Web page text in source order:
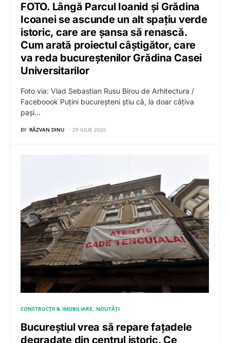
FOTO. Lângă Parcul Ioanid și Grădina
Icoanei se ascunde un alt spațiu verde
istoric, care are șansa să renască.
Cum arată proiectul câștigător, care
va reda bucureștenilor Grădina Casei
Universitarilor
Foto via: Vlad Sebastian Rusu Birou de Arhitectura /
Faceboook Puțini bucureșteni știu că, la doar câțiva
pași…
BY RĂZVAN DINU 29 IULIE 2026
CONSTRUCȚII & IMOBILIARE NOUTĂȚI
Bucureștiul vrea să repare fațadele
degradate din centrul istoric. Ce